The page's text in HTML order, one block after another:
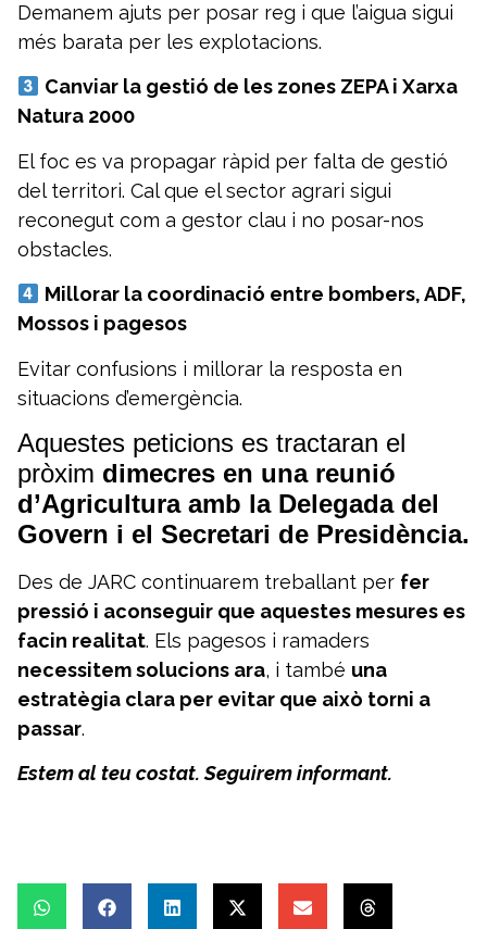
Demanem ajuts per posar reg i que l’aigua sigui
més barata per les explotacions.
Canviar la gestió de les zones ZEPA i Xarxa
Natura 2000
El foc es va propagar ràpid per falta de gestió
del territori. Cal que el sector agrari sigui
reconegut com a gestor clau i no posar-nos
obstacles.
Millorar la coordinació entre bombers, ADF,
Mossos i pagesos
Evitar confusions i millorar la resposta en
situacions d’emergència.
Aquestes peticions es tractaran el
pròxim dimecres en una reunió
d’Agricultura amb la Delegada del
Govern i el Secretari de Presidència.
Des de JARC continuarem treballant per fer
pressió i aconseguir que aquestes mesures es
facin realitat. Els pagesos i ramaders
necessitem solucions ara, i també una
estratègia clara per evitar que això torni a
passar.
Estem al teu costat. Seguirem informant.